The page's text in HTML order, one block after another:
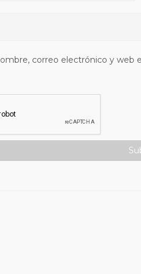
correo electrónico y web